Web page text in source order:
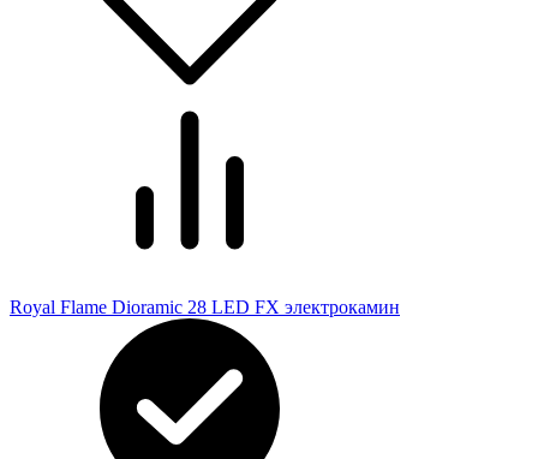
Royal Flame Dioramic 28 LED FX электрокамин